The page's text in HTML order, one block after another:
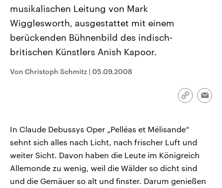
musikalischen Leitung von Mark
Wigglesworth, ausgestattet mit einem
berückenden Bühnenbild des indisch-
britischen Künstlers Anish Kapoor.
Von Christoph Schmitz | 05.09.2008
Link
In Claude Debussys Oper „Pelléas et Mélisande“
sehnt sich alles nach Licht, nach frischer Luft und
weiter Sicht. Davon haben die Leute im Königreich
Allemonde zu wenig, weil die Wälder so dicht sind
und die Gemäuer so alt und finster. Darum genießen